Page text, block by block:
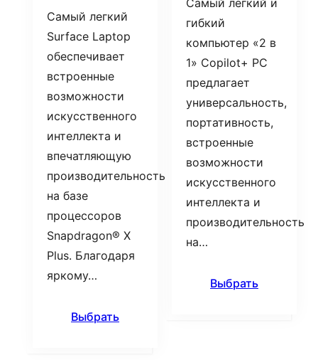
Самый легкий
Surface Laptop
обеспечивает
встроенные
возможности
искусственного
интеллекта и
впечатляющую
производительность
на базе
процессоров
Snapdragon® X
Plus. Благодаря
яркому…
Выбрать
Самый легкий и
гибкий
компьютер «2 в
1» Copilot+ PC
предлагает
универсальность,
портативность,
встроенные
возможности
искусственного
интеллекта и
производительность
на…
Выбрать